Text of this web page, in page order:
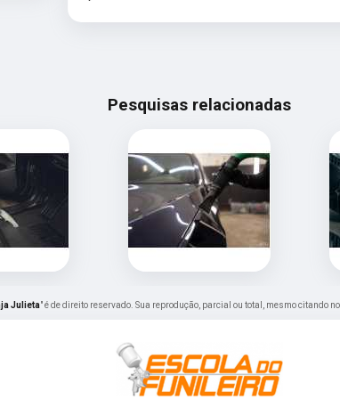
Pesquisas relacionadas
Julieta" é de direito reservado. Sua reprodução, parcial ou total, mesmo